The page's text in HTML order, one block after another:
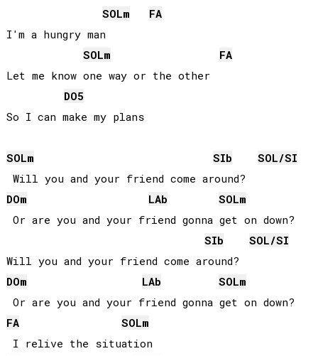
SOLm
FA
I'm a hungry man
SOLm
FA
Let me know one way or the other
DO5
So I can make my plans
SOLm SIb SOL/SI
DOm LAb SOLm
Or are you and your friend gonna get on down?
SIb
SOL/SI
DOm LAb SOLm
FA
SOLm